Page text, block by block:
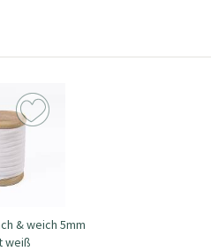
& weich 5mm
weiß